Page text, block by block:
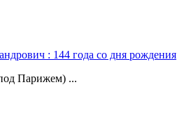
: 144 года со дня рождения
Парижем) ...